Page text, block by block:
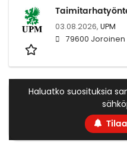
03.08.2026, UPM
79600 Joroinen
Haluatko suosituksia